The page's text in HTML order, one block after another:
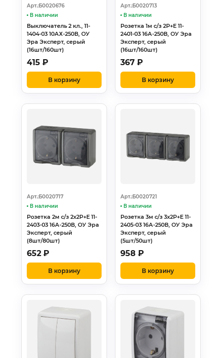
Арт.:Б0020676
В наличии
Выключатель 2 кл., 11-
1404-03 10АХ-250В, ОУ
Эра Эксперт, серый
(16шт/160шт)
415 ₽
В корзину
Арт.:Б0020713
В наличии
Розетка 1м с/з 2Р+Е 11-
2401-03 16А-250В, ОУ Эра
Эксперт, серый
(16шт/160шт)
367 ₽
В корзину
Арт.:Б0020717
В наличии
Розетка 2м с/з 2х2Р+Е 11-
2403-03 16А-250В, ОУ Эра
Эксперт, серый
(8шт/80шт)
652 ₽
В корзину
Арт.:Б0020721
В наличии
Розетка 3м с/з 3х2Р+Е 11-
2405-03 16А-250В, ОУ Эра
Эксперт, серый
(5шт/50шт)
958 ₽
В корзину